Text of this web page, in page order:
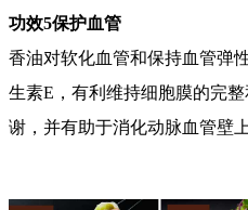
功效5保护血管
香油对软化血管和保持血管弹
生素E，有利维持细胞膜的完
谢，并有助于消化动脉血管壁